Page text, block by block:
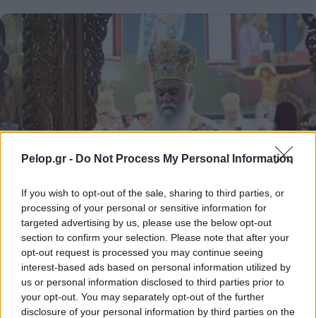
Pelop.gr - Do Not Process My Personal Information
If you wish to opt-out of the sale, sharing to third parties, or
processing of your personal or sensitive information for
targeted advertising by us, please use the below opt-out
section to confirm your selection. Please note that after your
opt-out request is processed you may continue seeing
interest-based ads based on personal information utilized by
us or personal information disclosed to third parties prior to
your opt-out. You may separately opt-out of the further
disclosure of your personal information by third parties on the
Ο Μητροπολίτης Καλαβρύτων και Αιγιαλείας
Ιερώνυμος στην Αρτα ΦΩΤΟ